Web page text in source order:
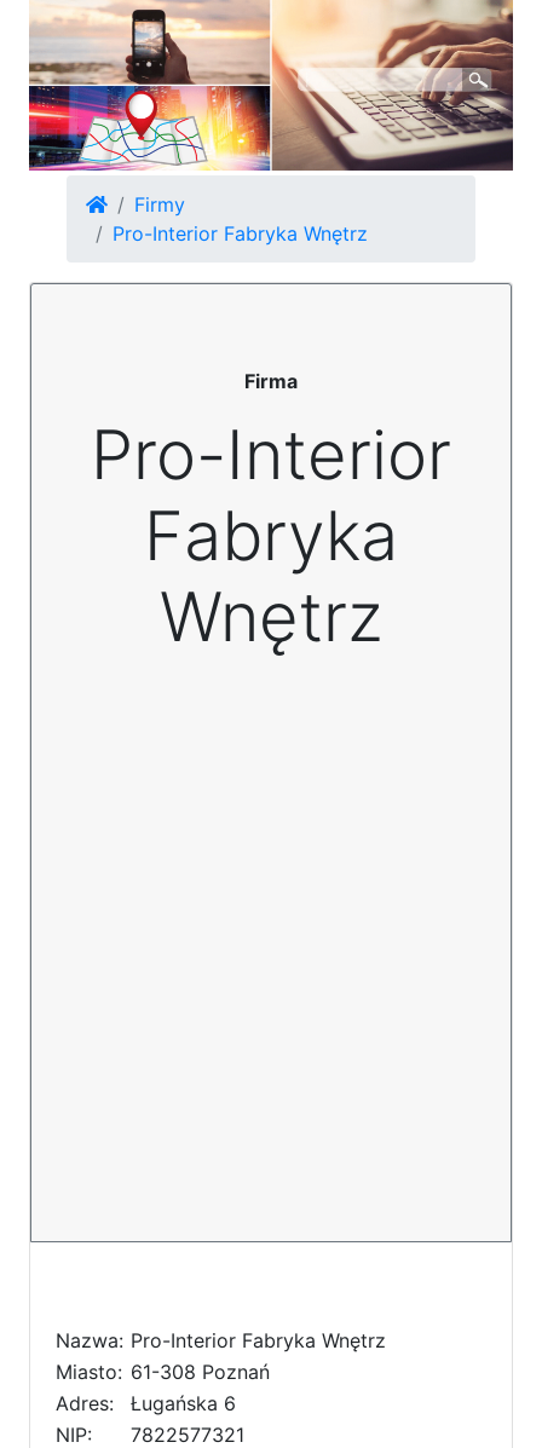
Firmy
Pro-Interior Fabryka Wnętrz
Firma
Pro-Interior
Fabryka
Wnętrz
Nazwa: Pro-Interior Fabryka Wnętrz
Miasto: 61-308 Poznań
Adres:
Ługańska 6
NIP:
7822577321